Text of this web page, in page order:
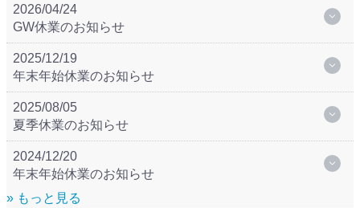
2026/04/24
GW休業のお知らせ
2025/12/19
年末年始休業のお知らせ
2025/08/05
夏季休業のお知らせ
2024/12/20
年末年始休業のお知らせ
» もっと見る